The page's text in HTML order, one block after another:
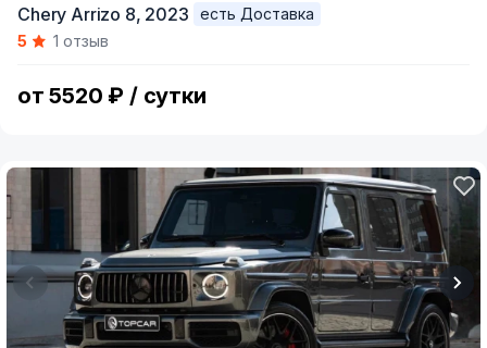
of
Chery Arrizo 8, 2023
есть Доставка
5
1 отзыв
от 5520 ₽ / сутки